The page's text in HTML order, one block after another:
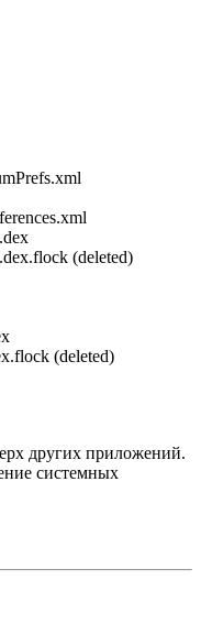
(deleted)
(deleted)
других приложений.
системных